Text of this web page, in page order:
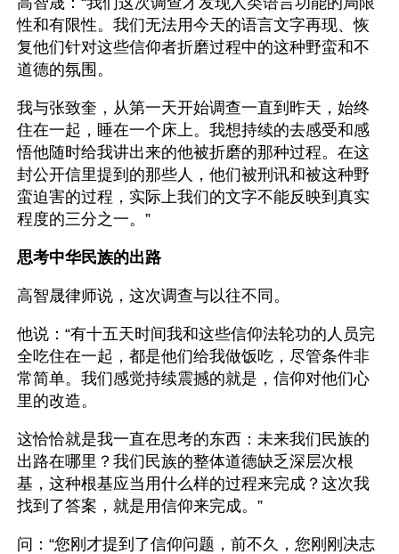
性和有限性。我们无法用今天的语言文字再现、恢
复他们针对这些信仰者折磨过程中的这种野蛮和不
道德的氛围。
我与张致奎，从第一天开始调查一直到昨天，始终
住在一起，睡在一个床上。我想持续的去感受和感
悟他随时给我讲出来的他被折磨的那种过程。在这
封公开信里提到的那些人，他们被刑讯和被这种野
蛮迫害的过程，实际上我们的文字不能反映到真实
程度的三分之一。”
思考中华民族的出路
高智晟律师说，这次调查与以往不同。
他说：“有十五天时间我和这些信仰法轮功的人员完
全吃住在一起，都是他们给我做饭吃，尽管条件非
常简单。我们感觉持续震撼的就是，信仰对他们心
里的改造。
这恰恰就是我一直在思考的东西：未来我们民族的
出路在哪里？我们民族的整体道德缺乏深层次根
基，这种根基应当用什么样的过程来完成？这次我
找到了答案，就是用信仰来完成。”
问：“您刚才提到了信仰问题，前不久，您刚刚决志